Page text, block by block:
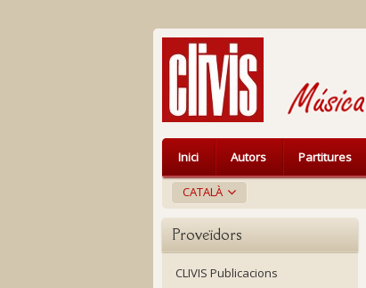
CATALÀ
Inici Autors Partitures
Proveïdors
CLIVIS Publicacions